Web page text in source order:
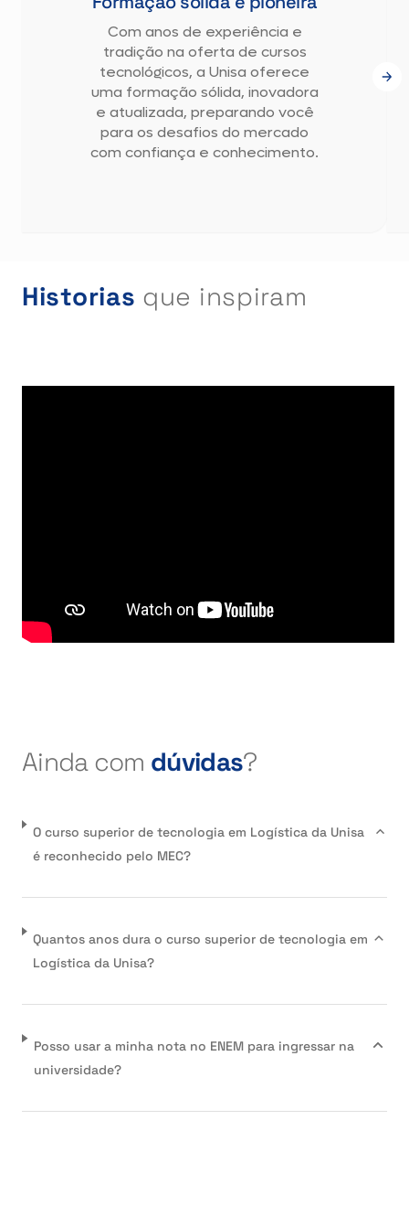
Com anos de experiência e
tradição na oferta de cursos
tecnológicos, a Unisa oferece
uma formação sólida, inovadora
e atualizada, preparando você
para os desafios do mercado
com confiança e conhecimento.
Historias que inspiram
Ainda com dúvidas?
O curso superior de tecnologia em Logística da Unisa
é reconhecido pelo MEC?
Quantos anos dura o curso superior de tecnologia em
Logística da Unisa?
Posso usar a minha nota no ENEM para ingressar na
universidade?